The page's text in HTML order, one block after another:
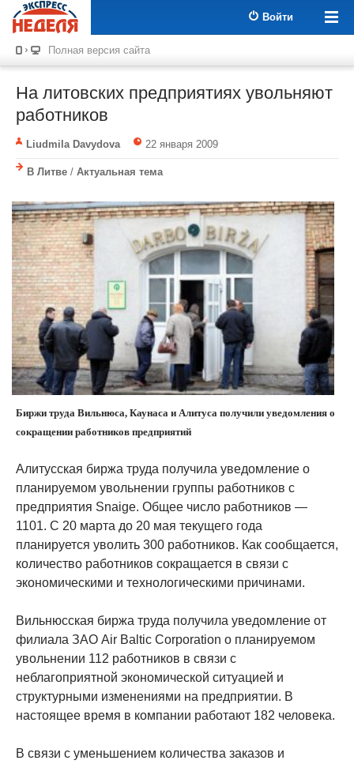
Войти
Полная версия сайта
На литовских предприятиях увольняют
работников
Liudmila Davydova 22 января 2009
В Литве / Актуальная тема
Биржи труда Вильнюса, Каунаса и Алитуса получили уведомления о
сокращении работников предприятий
Алитусская биржа труда получила уведомление о
планируемом увольнении группы работников с
предприятия Snaigе. Общее число работников —
1101. С 20 марта до 20 мая текущего года
планируется уволить 300 работников. Как сообщается,
количество работников сокращается в связи с
экономическими и технологическими причинами.
Вильнюсская биржа труда получила уведомление от
филиала ЗАО Air Baltic Corporation о планируемом
увольнении 112 работников в связи с
неблагоприятной экономической ситуацией и
структурными изменениями на предприятии. В
настоящее время в компании работают 182 человека.
В связи с уменьшением количества заказов и